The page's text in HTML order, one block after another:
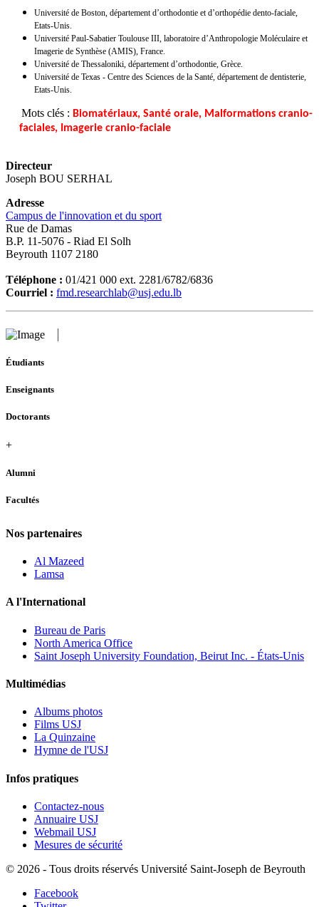
Université de Boston, département d’orthodontie et d’orthopédie dento-faciale,
Etats-Unis.
Université Paul-Sabatier Toulouse III, laboratoire d’Anthropologie Moléculaire et
Imagerie de Synthèse (AMIS), France.
Université de Thessaloniki, département d’orthodontie, Grèce.
Université de Texas - Centre des Sciences de la Santé, département de dentisterie,
Etats-Unis.
Mots clés : Biomatériaux, Santé orale, Malformations cranio-
faciales, Imagerie cranio-faciale
Directeur
Joseph BOU SERHAL
Adresse
Campus de l'innovation et du sport
Rue de Damas
B.P. 11-5076 - Riad El Solh
Beyrouth 1107 2180
Téléphone : 01/421 000 ext. 2281/6782/6836
Courriel : fmd.researchlab@usj.edu.lb
Étudiants
Enseignants
Doctorants
+
Alumni
Facultés
Nos partenaires
Al Mazeed
Lamsa
A l'International
Bureau de Paris
North America Office
Saint Joseph University Foundation, Beirut Inc. - États-Unis
Multimédias
Albums photos
Films USJ
La Quinzaine
Hymne de l'USJ
Infos pratiques
Contactez-nous
Annuaire USJ
Webmail USJ
Mesures de sécurité
© 2026 - Tous droits réservés Université Saint-Joseph de Beyrouth
Facebook